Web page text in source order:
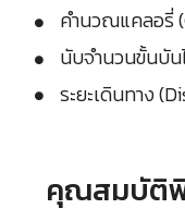
คำนวณแคลอรี่
นับจำนวนขั้นบั
ระยะเดินทาง
คุณสมบัติ